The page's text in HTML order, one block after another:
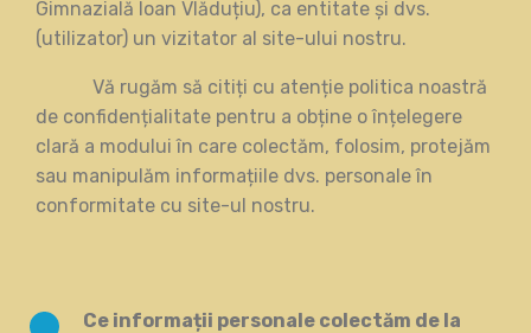
Gimnazială Ioan Vlăduțiu), ca entitate și dvs.
(utilizator) un vizitator al site-ului nostru.
Vă rugăm să citiți cu atenție politica noastră
de confidențialitate pentru a obține o înțelegere
clară a modului în care colectăm, folosim, protejăm
sau manipulăm informațiile dvs. personale în
conformitate cu site-ul nostru.
Ce informații personale colectăm de la